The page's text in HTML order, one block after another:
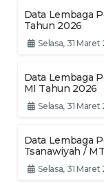
Data Lembaga
Tahun 2026
Selasa, 31 Maret
Data Lembaga
MI Tahun 2026
Selasa, 31 Maret
Data Lembaga
Tsanawiyah /
Selasa, 31 Maret